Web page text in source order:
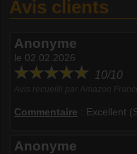
Avis clients
Anonyme
le 02.02.2026
10/10
Commentaire : Excellent
Anonyme